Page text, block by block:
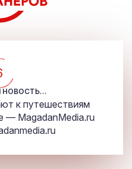
к путешествиям
— MagadanMedia.ru